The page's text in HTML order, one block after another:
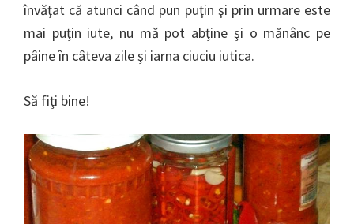
învăţat că atunci când pun puţin şi prin urmare este
mai puţin iute, nu mă pot abţine şi o mănânc pe
pâine în câteva zile şi iarna ciuciu iutica.
Să fiţi bine!